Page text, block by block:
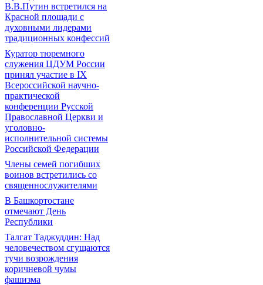
В.В.Путин встретился на
Красной площади с
духовными лидерами
традиционных конфессий
Куратор тюремного
служения ЦДУМ России
принял участие в IX
Всероссийской научно-
практической
конференции Русской
Православной Церкви и
уголовно-
исполнительной системы
Российской Федерации
Члены семей погибших
воинов встретились со
священнослужителями
В Башкортостане
отмечают День
Республики
Талгат Таджуддин: Над
человечеством сгущаются
тучи возрождения
коричневой чумы
фашизма